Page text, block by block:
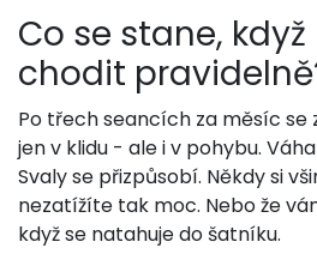
Co se stane,
chodit
Po třech seancích za měsíc se
jen v klidu - ale i v pohybu.
Svaly se přizpůsobí. Někdy si
nezatížíte tak moc. Nebo že
když se natahuje do šatníku.